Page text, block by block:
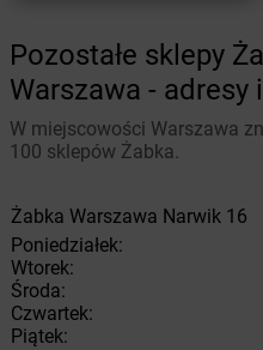
Pozostałe sklepy
Warszawa -
W miejscowości Warszawa
100 sklepów Żabka.
Żabka Warszawa Narwik 16
Poniedziałek:
Wtorek:
Środa:
Czwartek:
Piątek: